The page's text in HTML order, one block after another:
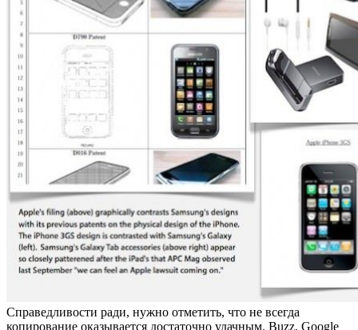
Справедливости ради, нужно отметить, что не всегда
копирование оказывается достаточно удачным. Buzz, Google